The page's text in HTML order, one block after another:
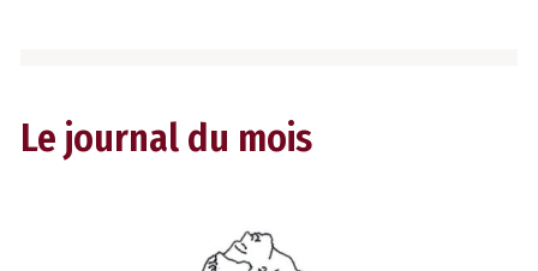
Le journal du mois